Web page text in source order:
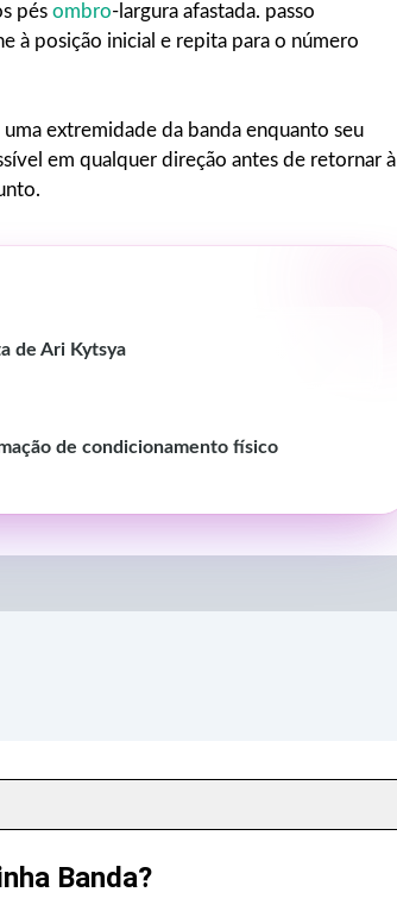
pés ombro-largura afastada. passo
à posição inicial e repita para o número
extremidade da banda enquanto seu
em qualquer direção antes de retornar à
de Ari Kytsya
de condicionamento físico
Banda?